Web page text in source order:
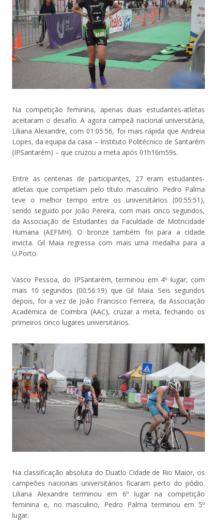
Na competição feminina, apenas duas estudantes-atletas
aceitaram o desafio. A agora campeã nacional universitária,
Liliana Alexandre, com 01:05:56, foi mais rápida que Andreia
Lopes, da equipa da casa – Instituto Politécnico de Santarém
(IPSantarém) – que cruzou a meta após 01h16m59s.
Entre as centenas de participantes, 27 eram estudantes-
atletas que competiam pelo título masculino. Pedro Palma
teve o melhor tempo entre os universitários (00:55:51),
sendo seguido por João Pereira, com mais cinco segundos,
da Associação de Estudantes da Faculdade de Motricidade
Humana (AEFMH). O bronze também foi para a cidade
invicta. Gil Maia regressa com mais uma medalha para a
U.Porto.
Vasco Pessoa, do IPSantarém, terminou em 4º lugar, com
mais 10 segundos (00:56:19) que Gil Maia. Seis segundos
depois, foi a vez de João Francisco Ferreira, da Associação
Académica de Coimbra (AAC), cruzar a meta, fechando os
primeiros cinco lugares universitários.
Na classificação absoluta do Duatlo Cidade de Rio Maior, os
campeões nacionais universitários ficaram perto do pódio.
Liliana Alexandre terminou em 6º lugar na competição
feminina e, no masculino, Pedro Palma terminou em 5º
lugar.